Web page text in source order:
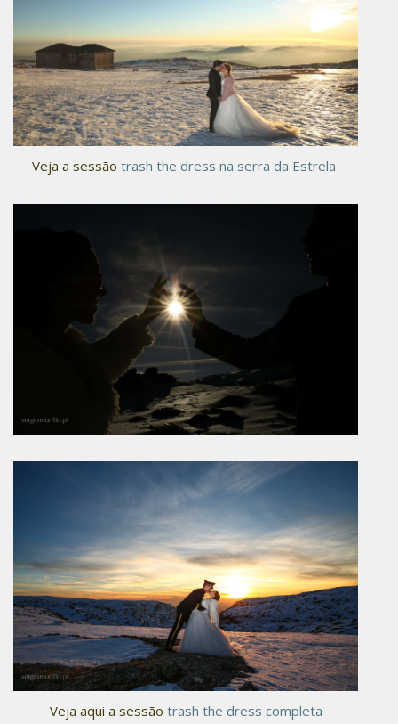
Veja a sessão trash the dress na serra da Estrela
Veja aqui a sessão trash the dress completa